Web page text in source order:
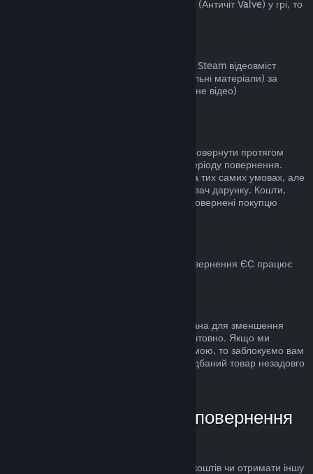
Якщо ви були заблоковані системою VAC (Античіт Valve) у грі, то
Ми не повертаємо кошти за придбаний у Steam відеовміст
(фільми, кліпи, серіали, епізоди та навчальні матеріали) за
винятком, коли відео є частиною іншого (не відео)
Кошти за невикористані дарунки можна повернути протягом
стандартного 14-денного/2-годинного періоду повернення.
Використані дарунки можна повернути на тих самих умовах, але
ініціатором повернення має бути отримувач дарунку. Кошти,
використані для купівлі дарунку, будуть повернені покупцю
Для пояснення, яким чином право на повернення ЄС працює
Можливість повернення коштів була додана для зменшення
ризиків, а не як спосіб грати в ігри безкоштовно. Якщо ми
помітимо, що ви зловживаєте цією системою, то заблокуємо вам
доступ до неї. Повернення коштів за придбаний товар незадовго
Як надіслати запит на повернення
Ви можете подати запит на повернення коштів чи отримати іншу